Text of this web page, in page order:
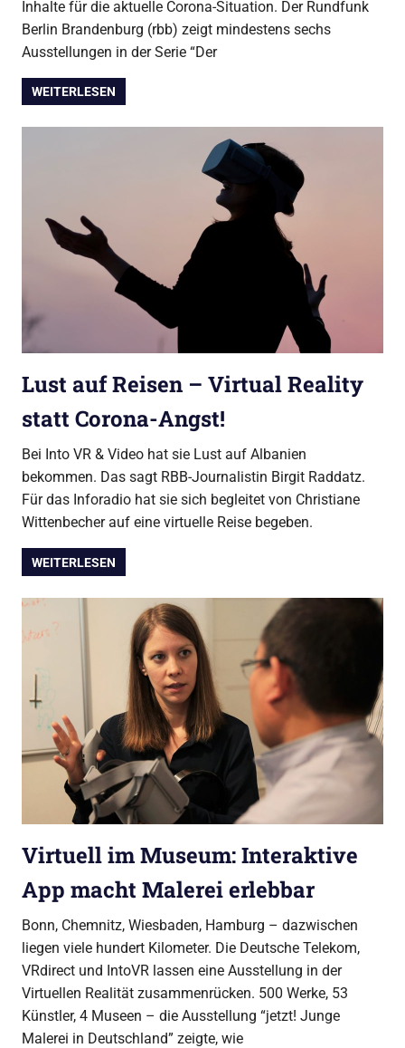
Inhalte für die aktuelle Corona-Situation. Der Rundfunk
Berlin Brandenburg (rbb) zeigt mindestens sechs
Ausstellungen in der Serie “Der
WEITERLESEN
Lust auf Reisen – Virtual Reality
statt Corona-Angst!
Bei Into VR & Video hat sie Lust auf Albanien
bekommen. Das sagt RBB-Journalistin Birgit Raddatz.
Für das Inforadio hat sie sich begleitet von Christiane
Wittenbecher auf eine virtuelle Reise begeben.
WEITERLESEN
Virtuell im Museum: Interaktive
App macht Malerei erlebbar
Bonn, Chemnitz, Wiesbaden, Hamburg – dazwischen
liegen viele hundert Kilometer. Die Deutsche Telekom,
VRdirect und IntoVR lassen eine Ausstellung in der
Virtuellen Realität zusammenrücken. 500 Werke, 53
Künstler, 4 Museen – die Ausstellung “jetzt! Junge
Malerei in Deutschland” zeigte, wie